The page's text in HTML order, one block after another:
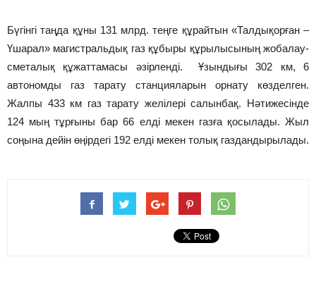
Бүгінгі таңда құны 131 млрд. теңге құрайтын «Талдықорған –
Үшарал» магистральдық газ құбыры құрылысының жобалау-
сметалық құжаттамасы әзірленді. Ұзындығы 302 км, 6
автономды газ тарату станцияларын орнату көзделген.
Жалпы 433 км газ тарату желілері салынбақ. Нәтижесінде
124 мың тұрғыны бар 66 елді мекен газға қосылады. Жыл
соңына дейін өңірдегі 192 елді мекен толық газдандырылады.